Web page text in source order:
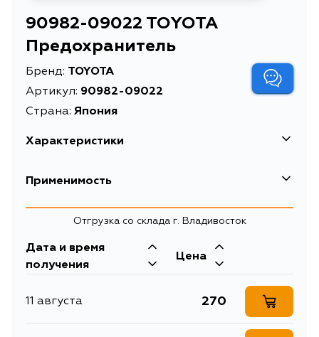
90982-09022 TOYOTA
Предохранитель
Бренд: TOYOTA
Артикул: 90982-09022
Страна: Япония
Характеристики
Высота упаковки, мм
0.001
Описание Предохранитель
Применимость
Отгрузка со склада г. Владивосток
Дата и время
получения
Цена
11 августа 270